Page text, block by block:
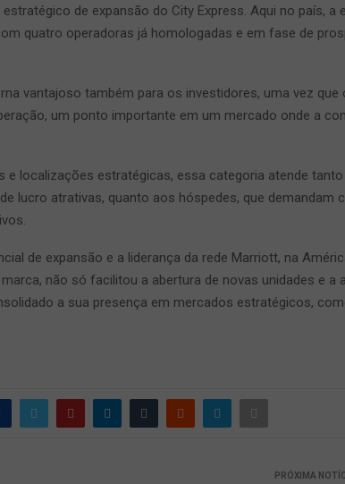
de expansão do City Express. Aqui no país, a
quatro operadoras já homologadas e em fase de
vantajoso também para os investidores, uma vez que
um ponto importante em um mercado onde a
e localizações estratégicas, essa categoria atende
lucro atrativas, quanto aos hóspedes, que demandam
de expansão e a liderança da rede Marriott, na
não só facilitou a abertura de novas unidades e a
a sua presença em mercados estratégicos,
PRÓXIMA